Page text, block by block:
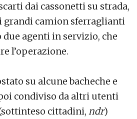
dai cassonetti su strada,
grandi camion sferraglianti
due agenti in servizio, che
l’operazione.
su alcune bacheche e
condiviso da altri utenti
cittadini, ndr)